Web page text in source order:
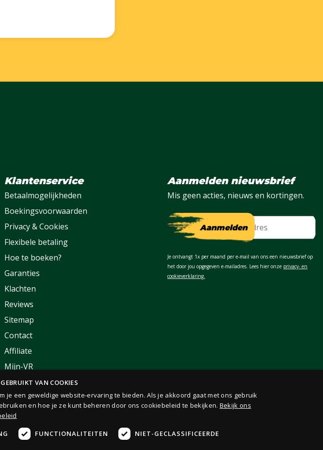
Klantenservice
Betaalmogelijkheden
Boekingsvoorwaarden
Privacy & Cookies
Flexibele betaling
Hoe te boeken?
Garanties
Klachten
Reviews
Sitemap
Contact
Affiliate
Mijn-VR
Korting
FAQ
Aanmelden nieuwsbrief
Mis geen acties, nieuws en kortingen.
E-mail Aanmelden
Je ontvangt 1x per maand per e-mail van ons een nieuwsbrief op
het door jou opgegeven e-mailadres. Lees hier onze privacy- en
cookieverklaring.
VAN COOKIES
een geweldige website-ervaring te bieden. Als je akkoord gaat met ons gebruik
en hoe je ze kunt beheren door ons cookiebeleid te bekijken. Bekijk ons
FUNCTIONALITEITEN NIET-GECLASSIFICEERDE